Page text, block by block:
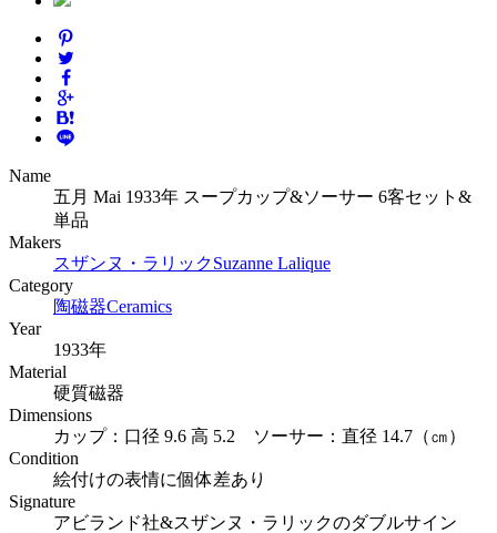
Name
五月 Mai 1933年 スープカップ&ソーサー 6客セット&
単品
Makers
スザンヌ・ラリックSuzanne Lalique
Category
陶磁器Ceramics
Year
1933年
Material
硬質磁器
Dimensions
カップ：口径 9.6 高 5.2 ソーサー：直径 14.7（㎝）
Condition
絵付けの表情に個体差あり
Signature
アビランド社&スザンヌ・ラリックのダブルサイン